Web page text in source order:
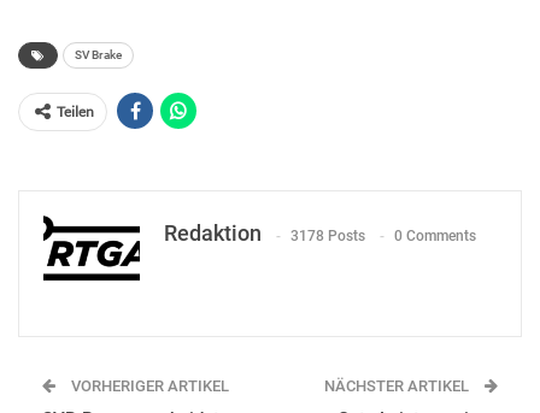
SV Brake
Teilen
Redaktion 3178 Posts 0 Comments
VORHERIGER ARTIKEL NÄCHSTER ARTIKEL